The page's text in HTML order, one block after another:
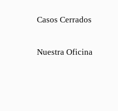
Casos Cerrados
Nuestra Oficina